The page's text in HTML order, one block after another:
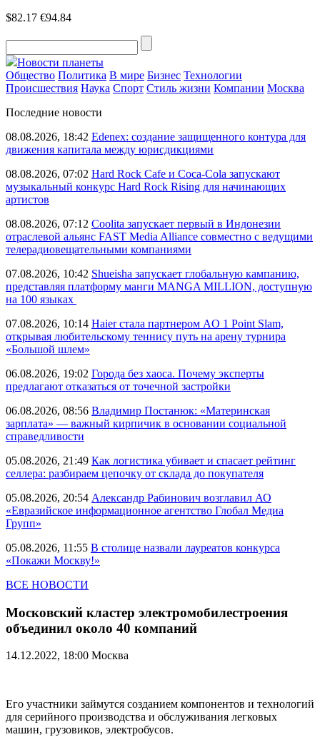
$82.17 €94.84
Новости планеты
Общество Политика В мире Бизнес Технологии
Происшествия Наука Спорт Стиль жизни Компании Москва
Последние новости
08.08.2026, 18:42 Edenex: создание защищенного контура для
движения капитала между юрисдикциями
08.08.2026, 07:02 Hard Rock Cafe и Coca-Cola запускают
музыкальный конкурс Hard Rock Rising для начинающих
артистов
08.08.2026, 07:12 Coolita запускает первый в Индонезии
отраслевой альянс FAST Media Alliance совместно с ведущими
телерадиовещательными компаниями
07.08.2026, 10:42 Shueisha запускает глобальную кампанию,
представляя платформу манги MANGA MILLION, доступную
на 100 языках
07.08.2026, 10:14 Haier стала партнером AO 1 Point Slam,
открывая любительскому теннису путь на арену турнира
«Большой шлем»
06.08.2026, 19:02 Города без хаоса. Почему эксперты
предлагают отказаться от точечной застройки
06.08.2026, 08:56 Владимир Постанюк: «Материнская
зарплата» — важный кирпичик в основании социальной
справедливости
05.08.2026, 21:49 Как логистика убивает и спасает рейтинг
селлера: разбираем цепочку от склада до покупателя
05.08.2026, 20:54 Александр Рабинович возглавил АО
«Евразийское информационное агентство Глобал Медиа
Групп»
05.08.2026, 11:55 В столице назвали лауреатов конкурса
«Покажи Москву!»
ВСЕ НОВОСТИ
Московский кластер электромобилестроения
объединил около 40 компаний
14.12.2022, 18:00 Москва
Его участники займутся созданием компонентов и технологий
для серийного производства и обслуживания легковых
машин, грузовиков, электробусов.